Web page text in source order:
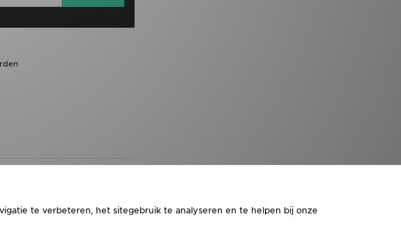
te verbeteren, het sitegebruik te analyseren en te helpen bij onze